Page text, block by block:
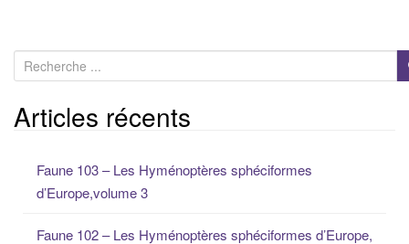
e
c
hArticles récents
Faune 103 – Les Hyménoptères sphéciformes
d’Europe,volume 3
Faune 102 – Les Hyménoptères sphéciformes d’Europe,